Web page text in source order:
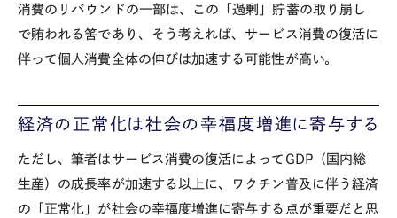
消費のリバウンドの一部は、この「過剰」貯蓄の取り崩し
で賄われる筈であり、そう考えれば、サービス消費の復活に
伴って個人消費全体の伸びは加速する可能性が高い。
経済の正常化は社会の幸福度増進に寄与する
ただし、筆者はサービス消費の復活によってGDP（国内総
生産）の成長率が加速する以上に、ワクチン普及に伴う経済
の「正常化」が社会の幸福度増進に寄与する点が重要だと思